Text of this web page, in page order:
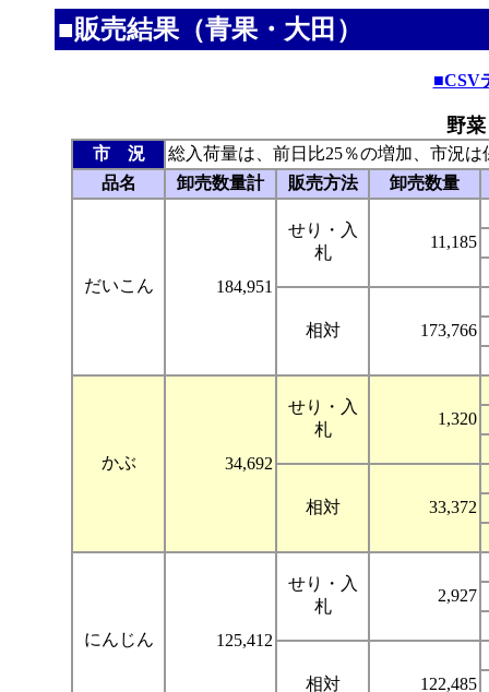
■販売結果（青果・大田）
■CSV
野
市 況
総入荷量は、前日比25％の増加、市況は
品名
卸売数量計 販売方法 卸売数量
だいこん 184,951
せり・入
札
11,185
相対 173,766
かぶ 34,692
せり・入
札
1,320
相対 33,372
にんじん 125,412
せり・入
札
2,927
相対 122,485